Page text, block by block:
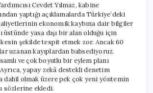
Cevdet Yılmaz, kabine
yaptığı açıklamalarda Türkiye’deki
ekonomik kaybına dair bilgiler
üstünde yasa dışı bir alan olduğu için
şekilde tespit etmek zor. Ancak 60
uzanan kayıplardan bahsediyoruz.
ve çok boyutlu bir eylem planı
yapay zekâ destekli denetim
dahil olmak üzere pek çok yeni yöntemin
sözlerine ekledi.